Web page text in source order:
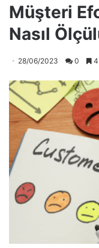
Müşteri
Nasıl
28/06/2023 0